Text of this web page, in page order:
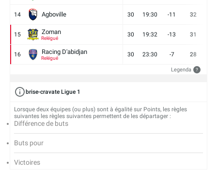
14 Agboville 30 19:30 -11 32
15 Zoman
Relégué
30 19:32 -13 31
16 Racing D'abidjan
Relégué
30 23:30 -7 28
Legenda ?
brise-cravate Ligue 1
Lorsque deux équipes (ou plus) sont à égalité sur Points, les règles
suivantes les règles suivantes permettent de les départager :
Différence de buts
Buts pour
Victoires